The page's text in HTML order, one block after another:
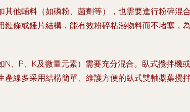
他輔料（如磷粉、菌劑等），也需要進行粉碎混
條或錘片結構，能有效粉碎粘濕物料而不堵塞，
、P、K及微量元素）需要充分混合。 臥式攪拌機或
線多采用結構簡單、維護方便的臥式雙軸槳葉攪拌